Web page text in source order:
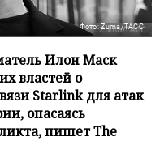
Фото: Zuma/ТАСС
Илон Маск
властей о
Starlink для атак
опасаясь
пишет The